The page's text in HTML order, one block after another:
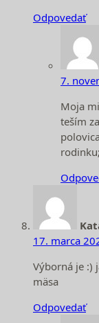
Odpovedať
7.
Moja
teším
17. marca
Výborná je :)
mäsa
Odpovedať